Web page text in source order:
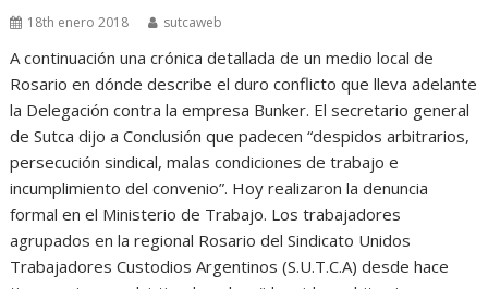
18th enero 2018 sutcaweb
A continuación una crónica detallada de un medio local de
Rosario en dónde describe el duro conflicto que lleva adelante
la Delegación contra la empresa Bunker. El secretario general
de Sutca dijo a Conclusión que padecen “despidos arbitrarios,
persecución sindical, malas condiciones de trabajo e
incumplimiento del convenio”. Hoy realizaron la denuncia
formal en el Ministerio de Trabajo. Los trabajadores
agrupados en la regional Rosario del Sindicato Unidos
Trabajadores Custodios Argentinos (S.U.T.C.A) desde hace